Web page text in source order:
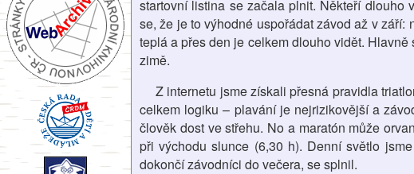
startovní listina se začala plnit. Někteří
se, že je to výhodné uspořádat závod až v
teplá a přes den je celkem dlouho vidět.
zimě.
Z internetu jsme získali přesná pravidla
celkem logiku – plavání je nejrizikovější a
člověk dost ve střehu. No a maratón může
při východu slunce (6,30 h). Denní světlo
dokončí závodníci do večera, se splnil.